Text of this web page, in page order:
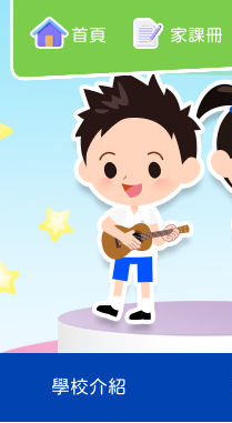
首頁 家課冊
學校介紹